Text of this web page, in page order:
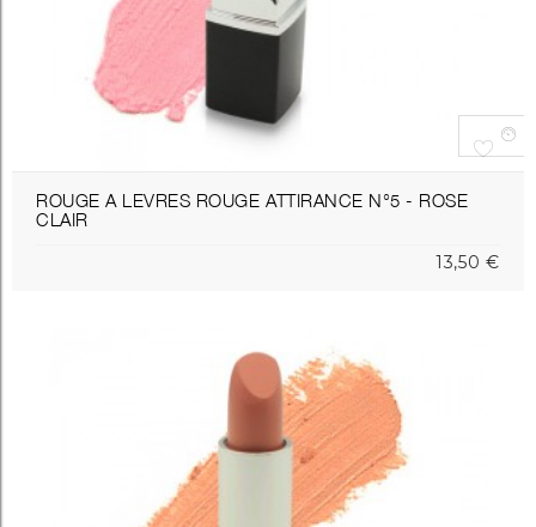
ROUGE A LEVRES ROUGE ATTIRANCE N°5 - ROSE
CLAIR
13,50 €